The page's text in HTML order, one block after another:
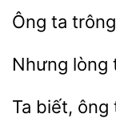
ta
Nhưng
Ta ông